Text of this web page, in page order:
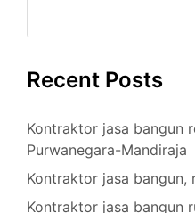
Recent Posts
Kontraktor jasa bangun
Purwanegara-Mandiraja
Kontraktor jasa bangun,
Kontraktor jasa bangun